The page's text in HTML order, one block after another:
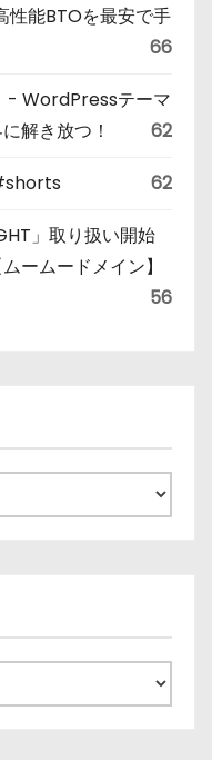
性能BTOを最安で手
66
- WordPressテーマ
に解き放つ！
62
62
」取り扱い開始
ームードメイン】
56